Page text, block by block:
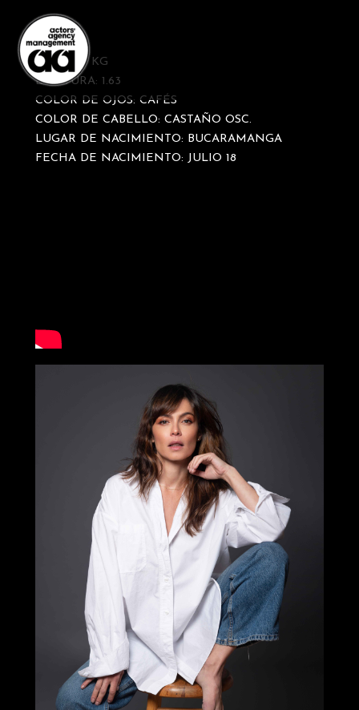
contenido
PESO: 50 KG
ESTATURA: 1.63
COLOR DE OJOS: CAFÉS
COLOR DE CABELLO: CASTAÑO OSC.
LUGAR DE NACIMIENTO: BUCARAMANGA
FECHA DE NACIMIENTO: JULIO 18